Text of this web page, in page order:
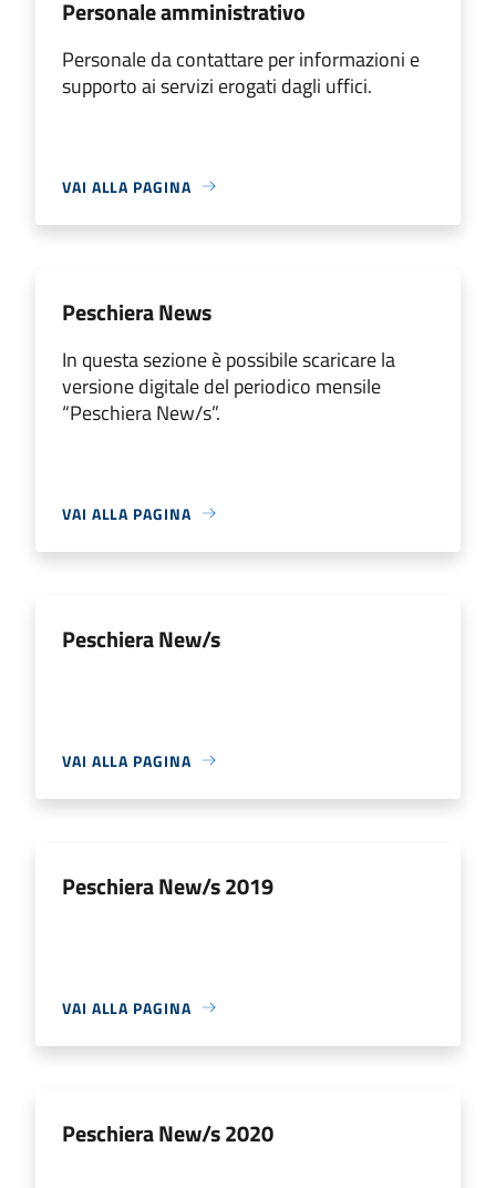
Personale amministrativo
Personale da contattare per informazioni e
supporto ai servizi erogati dagli uffici.
VAI ALLA PAGINA
Peschiera News
In questa sezione è possibile scaricare la
versione digitale del periodico mensile
“Peschiera New/s”.
VAI ALLA PAGINA
Peschiera New/s
VAI ALLA PAGINA
Peschiera New/s 2019
VAI ALLA PAGINA
Peschiera New/s 2020